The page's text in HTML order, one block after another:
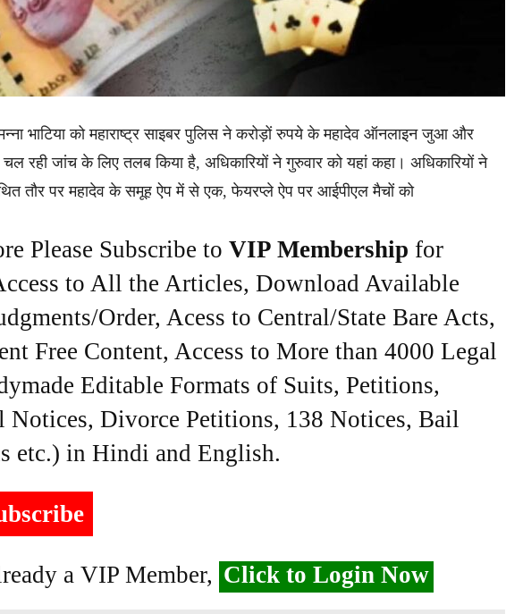
भाटिया को महाराष्ट्र साइबर पुलिस ने करोड़ों रुपये के महादेव ऑनलाइन जुआ और
रही जांच के लिए तलब किया है, अधिकारियों ने गुरुवार को यहां कहा। अधिकारियों ने
तौर पर महादेव के समूह ऐप में से एक, फेयरप्ले ऐप पर आईपीएल मैचों को
Please Subscribe to VIP Membership for
to All the Articles, Download Available
Order, Acess to Central/State Bare Acts,
Free Content, Access to More than 4000 Legal
Editable Formats of Suits, Petitions,
Notices, Divorce Petitions, 138 Notices, Bail
etc.) in Hindi and English.
a VIP Member, Click to Login Now